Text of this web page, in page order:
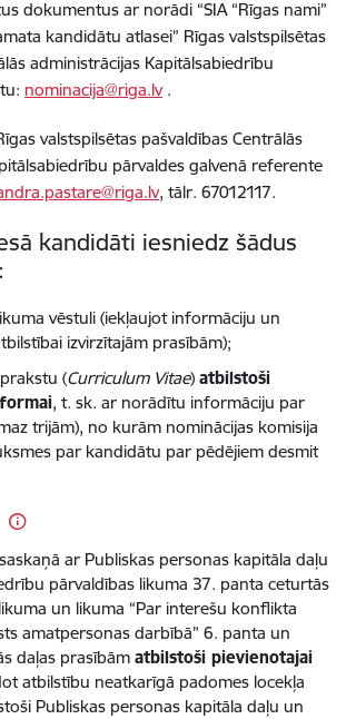
dokumentus ar norādi “SIA “Rīgas nami”
kandidātu atlasei” Rīgas valstspilsētas
administrācijas Kapitālsabiedrību
nominacija@riga.lv.
valstspilsētas pašvaldības Centrālās
pārvaldes galvenā referente
, tālr. 67012117.
kandidāti iesniedz šādus
vēstuli (iekļaujot informāciju un
izvirzītajām prasībām);
(Curriculum Vitae) atbilstoši
, t. sk. ar norādītu informāciju par
trijām), no kurām nominācijas komisija
par kandidātu par pēdējiem desmit
ar Publiskas personas kapitāla daļu
pārvaldības likuma 37. panta ceturtās
un likuma “Par interešu konflikta
amatpersonas darbībā” 6. panta un
daļas prasībām atbilstoši pievienotajai
atbilstību neatkarīgā padomes locekļa
Publiskas personas kapitāla daļu un